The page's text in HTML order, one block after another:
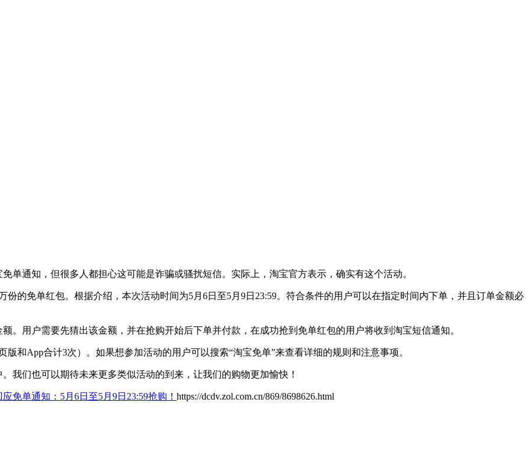
单通知，但很多人都担心这可能是诈骗或骚扰短信。实际上，淘宝官方表示，确实有这个活动。
的免单红包。根据介绍，本次活动时间为5月6日至5月9日23:59。符合条件的用户可以在指定时间内下单，并且订单金额必
。用户需要先猜出该金额，并在抢购开始后下单并付款，在成功抢到免单红包的用户将收到淘宝短信通知。
和App合计3次）。如果想参加活动的用户可以搜索“淘宝免单”来查看详细的规则和注意事项。
我们也可以期待未来更多类似活动的到来，让我们的购物更加愉快！
免单通知：5月6日至5月9日23:59抢购！ https://dcdv.zol.com.cn/869/8698626.html